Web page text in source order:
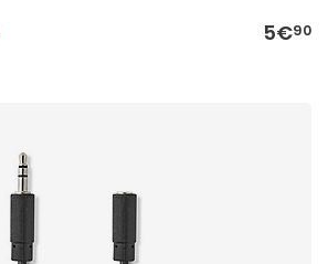
5€90